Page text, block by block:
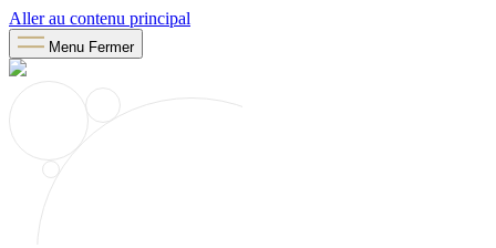
Aller au contenu principal
Menu Fermer